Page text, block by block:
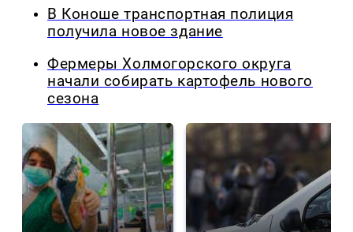
В Коноше транспортная полиция
получила новое здание
Фермеры Холмогорского округа
начали собирать картофель нового
сезона